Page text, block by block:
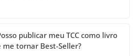
n
el
publicar meu TCC como livro
me tornar Best-Seller?